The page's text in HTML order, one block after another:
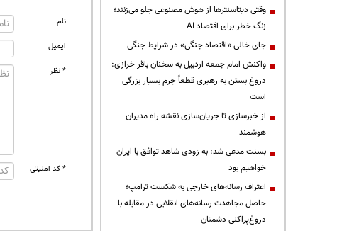
نام
ایمیل
* نظر
* کد امنیتی
وقتی دیتاسنترها از هوش مصنوعی جلو می‌زنند؛
زنگ خطر برای اقتصاد AI
جای خالی «اقتصاد جنگی» در شرایط جنگی
واکنش امام جمعه اردبیل به سخنان باقر خرازی:
دروغ بستن به رهبری قطعاً جرم بسیار بزرگی
است
از خبرسازی تا جریان‌سازی نقشه راه مدیران
هوشمند
بسنت مدعی شد: به زودی شاهد توافق با ایران
خواهیم بود
اعتراف رسانه‌های خارجی به شکست ترامپ؛
حاصل مجاهدت رسانه‌های انقلابی در مقابله با
دروغ‌پراکنی دشمنان